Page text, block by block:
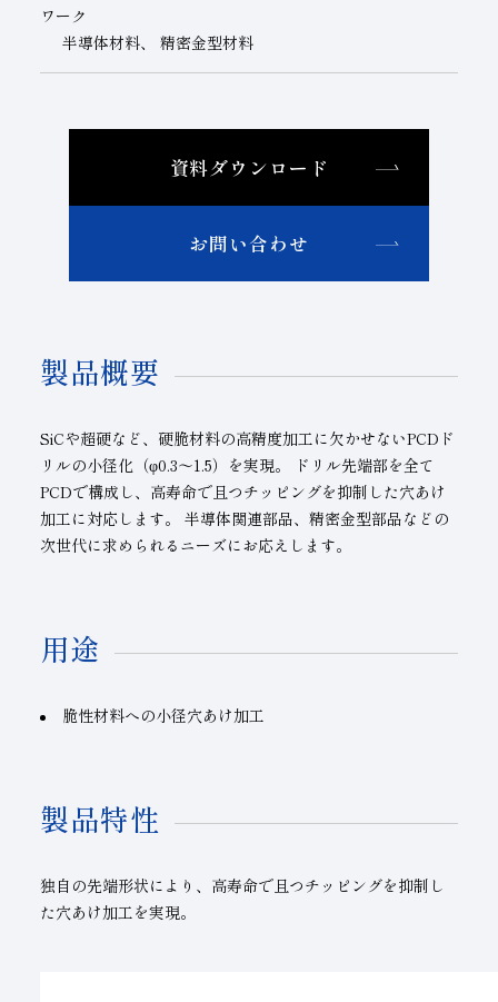
ワーク
半導体材料、 精密金型材料
資料ダウンロード
お問い合わせ
製品概要
SiCや超硬など、硬脆材料の高精度加工に欠かせないPCDド
リルの小径化（φ0.3～1.5）を実現。 ドリル先端部を全て
PCDで構成し、高寿命で且つチッピングを抑制した穴あけ
加工に対応します。 半導体関連部品、精密金型部品などの
次世代に求められるニーズにお応えします。
用途
脆性材料への小径穴あけ加工
製品特性
独自の先端形状により、高寿命で且つチッピングを抑制し
た穴あけ加工を実現。